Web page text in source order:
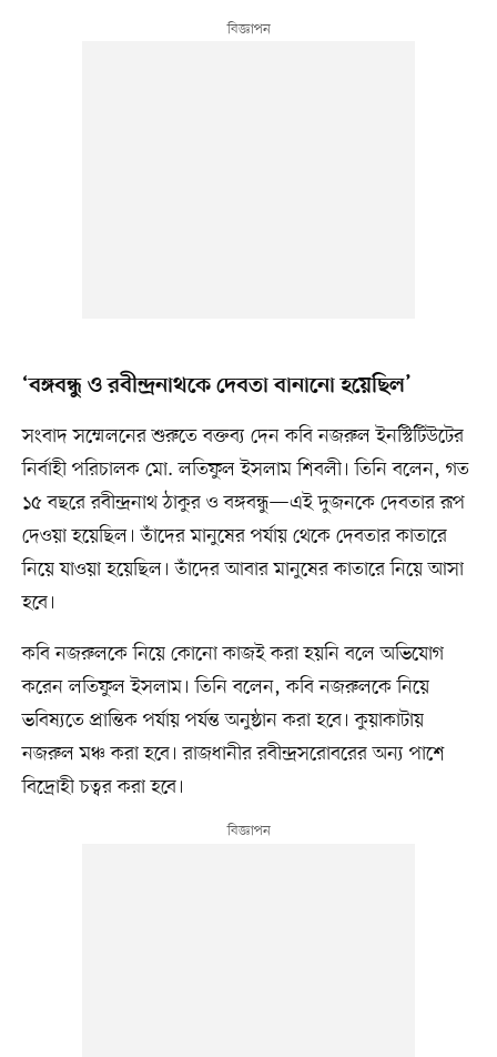
‘বঙ্গবন্ধু ও রবীন্দ্রনাথকে দেবতা বানানো হয়েছিল’
সংবাদ সম্মেলনের শুরুতে বক্তব্য দেন কবি নজরুল ইনস্টিটিউটের
নির্বাহী পরিচালক মো. লতিফুল ইসলাম শিবলী। তিনি বলেন, গত
১৫ বছরে রবীন্দ্রনাথ ঠাকুর ও বঙ্গবন্ধু—এই দুজনকে দেবতার রূপ
দেওয়া হয়েছিল। তাঁদের মানুষের পর্যায় থেকে দেবতার কাতারে
নিয়ে যাওয়া হয়েছিল। তাঁদের আবার মানুষের কাতারে নিয়ে আসা
হবে।
কবি নজরুলকে নিয়ে কোনো কাজই করা হয়নি বলে অভিযোগ
করেন লতিফুল ইসলাম। তিনি বলেন, কবি নজরুলকে নিয়ে
ভবিষ্যতে প্রান্তিক পর্যায় পর্যন্ত অনুষ্ঠান করা হবে। কুয়াকাটায়
নজরুল মঞ্চ করা হবে। রাজধানীর রবীন্দ্রসরোবরের অন্য পাশে
বিদ্রোহী চত্বর করা হবে।